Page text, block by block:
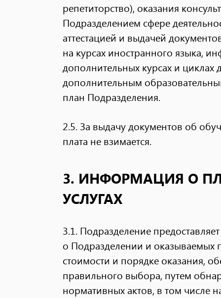
репетиторство), оказания
Подразделением сфере
аттестацией и выдачей
на курсах иностранного языка,
дополнительных курсах и циклах
дополнительным
план Подразделения.
2.5. За выдачу документов об
плата не взимается.
3. ИНФОРМАЦИЯ О
УСЛУГАХ
3.1. Подразделение
о Подразделении и оказываемых
стоимости и порядке оказания,
правильного выбора, путем
нормативных актов, в том числе